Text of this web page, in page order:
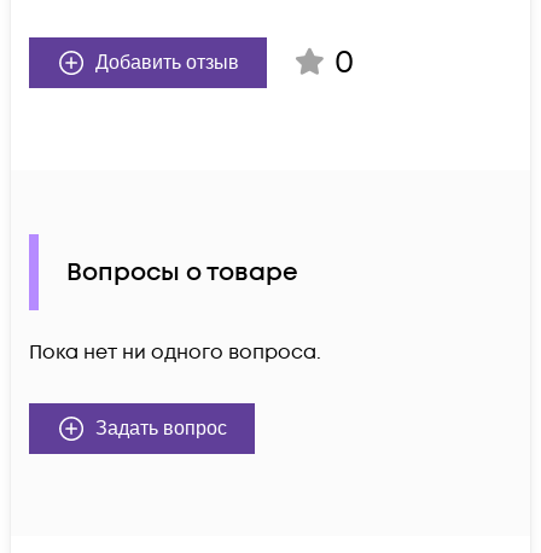
Добавить отзыв 0
Вопросы о товаре
Пока нет ни одного вопроса.
Задать вопрос